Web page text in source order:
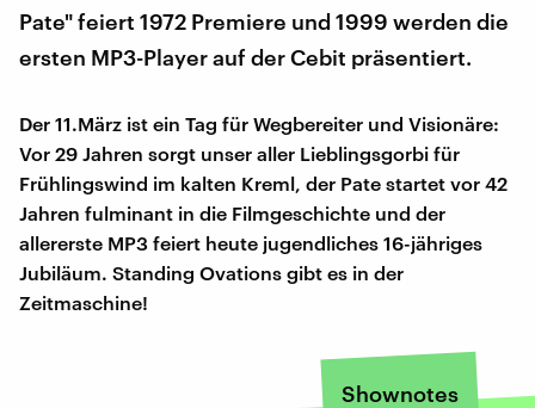
Pate" feiert 1972 Premiere und 1999 werden die
ersten MP3-Player auf der Cebit präsentiert.
Der 11.März ist ein Tag für Wegbereiter und Visionäre:
Vor 29 Jahren sorgt unser aller Lieblingsgorbi für
Frühlingswind im kalten Kreml, der Pate startet vor 42
Jahren fulminant in die Filmgeschichte und der
allererste MP3 feiert heute jugendliches 16-jähriges
Jubiläum. Standing Ovations gibt es in der
Zeitmaschine!
Shownotes